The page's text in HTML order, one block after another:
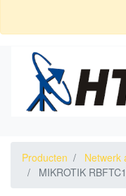
Producten
Netwerk
MIKROTIK